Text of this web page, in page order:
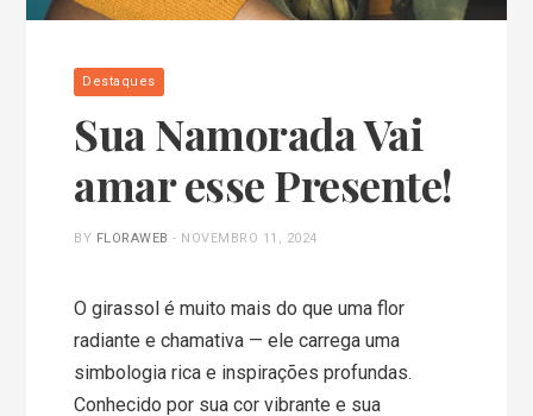
Destaques
Sua Namorada Vai
amar esse Presente!
BY FLORAWEB - NOVEMBRO 11, 2024
O girassol é muito mais do que uma flor
radiante e chamativa — ele carrega uma
simbologia rica e inspirações profundas.
Conhecido por sua cor vibrante e sua